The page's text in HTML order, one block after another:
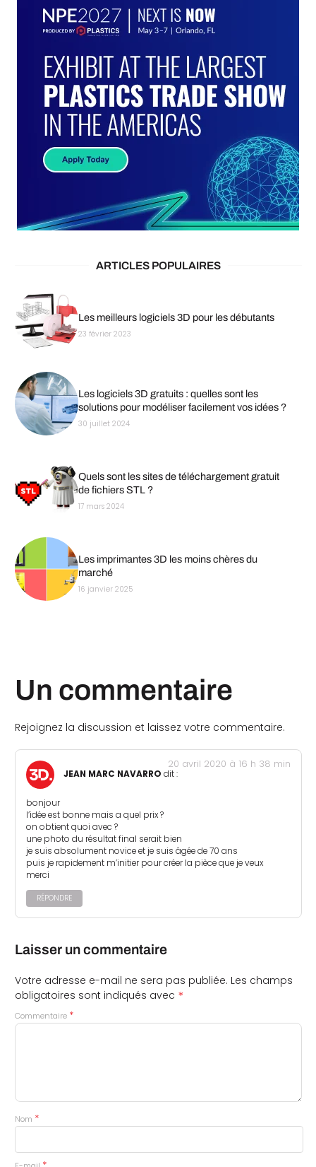
ARTICLES POPULAIRES
Les meilleurs logiciels 3D pour les débutants
23 février 2023
Les logiciels 3D gratuits : quelles sont les
solutions pour modéliser facilement vos idées ?
30 juillet 2024
Quels sont les sites de téléchargement gratuit
de fichiers STL ?
17 mars 2024
Les imprimantes 3D les moins chères du
marché
16 janvier 2025
Un commentaire
Rejoignez la discussion et laissez votre commentaire.
JEAN MARC NAVARRO dit :
20 avril 2020 à 16 h 38 min
bonjour
l’idée est bonne mais a quel prix ?
on obtient quoi avec ?
une photo du résultat final serait bien
je suis absolument novice et je suis âgée de 70 ans
puis je rapidement m’initier pour créer la pièce que je veux
merci
RÉPONDRE
Laisser un commentaire
Votre adresse e-mail ne sera pas publiée. Les champs
obligatoires sont indiqués avec *
Commentaire *
Nom *